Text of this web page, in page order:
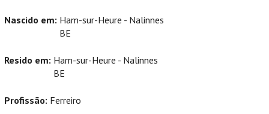
Nascido em: Ham-sur-Heure - Nalinnes
BE
Resido em: Ham-sur-Heure - Nalinnes
BE
Profissão: Ferreiro